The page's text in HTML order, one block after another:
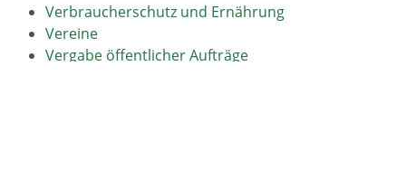
Verbraucherschutz und Ernährung
Vereine
Vergabe öffentlicher Aufträge